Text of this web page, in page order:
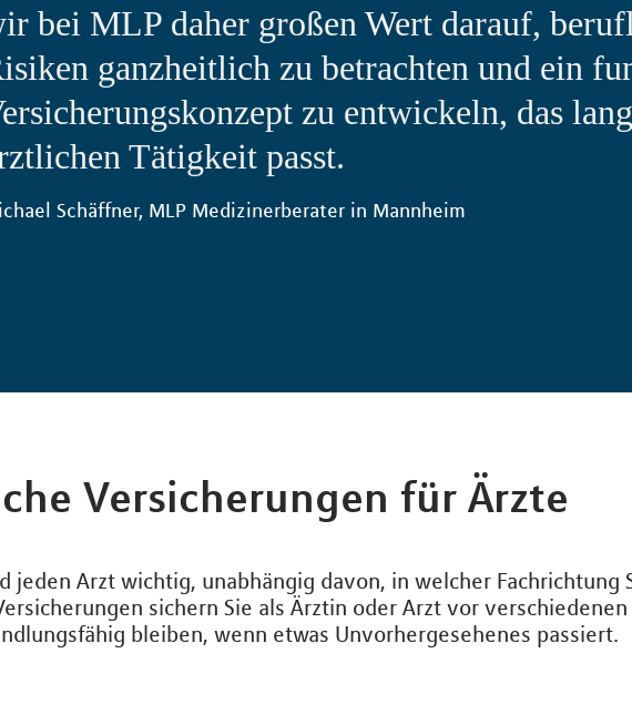
bei MLP daher großen Wert darauf,
ganzheitlich zu betrachten und ein
zu entwickeln, das
Tätigkeit passt.
Schäffner, MLP Medizinerberater in Mannheim
Versicherungen für Ärzte
jeden Arzt wichtig, unabhängig davon, in welcher Fachrichtung
sichern Sie als Ärztin oder Arzt vor
bleiben, wenn etwas Unvorhergesehenes passiert.